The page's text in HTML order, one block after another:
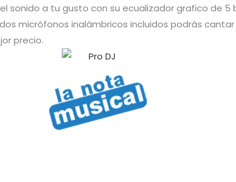
sonido a tu gusto con su ecualizador grafico de 5
micrófonos inalámbricos incluidos podrás
precio.